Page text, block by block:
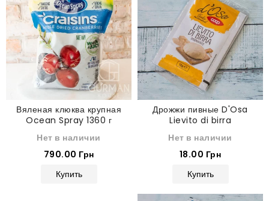
Вяленая клюква крупная
Ocean Spray 1360 г
Нет в наличии
790.00 Грн
Купить
Дрожжи пивные D'Osa
Lievito di birra
Нет в наличии
18.00 Грн
Купить